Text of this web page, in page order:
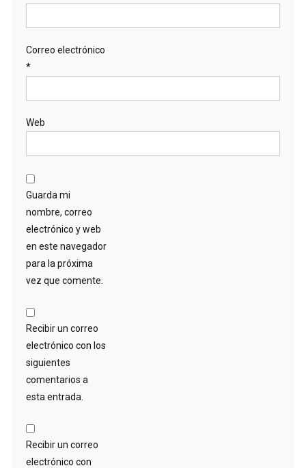
Correo electrónico
*
Web
Guarda mi
nombre, correo
electrónico y web
en este navegador
para la próxima
vez que comente.
Recibir un correo
electrónico con los
siguientes
comentarios a
esta entrada.
Recibir un correo
electrónico con